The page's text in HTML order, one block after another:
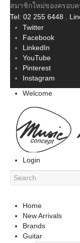
สมาชิกใหม่ของครอบค
Tel: 02 255 6448
Twitter
Facebook
LinkedIn
YouTube
Pinterest
Instagram
Welcome
Login
Home
New Arrivals
Brands
Guitar